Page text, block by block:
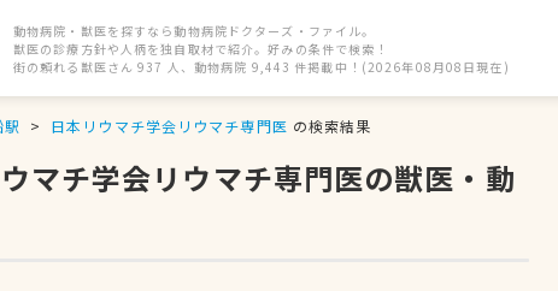
動物病院・獣医を探すなら動物病院ドクターズ・ファイル。
獣医の診療方針や人柄を独自取材で紹介。好みの条件で検索！
街の頼れる獣医さん 937 人、動物病院 9,443 件掲載中！(2026年08月08日現在)
日本リウマチ学会リウマチ専門医 の検索結果
マチ学会リウマチ専門医の獣医・動